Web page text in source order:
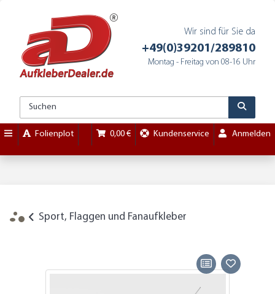
Wir sind für Sie da
+49(0)39201/289810
Montag - Freitag von 08-16 Uhr
Folienplot 0,00 € Kundenservice Anmelden
Sport, Flaggen und Fanaufkleber